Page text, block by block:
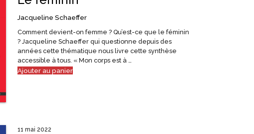
Jacqueline Schaeffer
Comment devient-on femme ? Qu’est-ce que le féminin
? Jacqueline Schaeffer qui questionne depuis des
années cette thématique nous livre cette synthèse
accessible à tous. « Mon corps est à …
Ajouter au panier
11 mai 2022